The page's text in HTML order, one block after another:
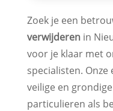
Zoek je een
verwijderenin
voor je klaar met
specialisten.
veilige en
particulieren als